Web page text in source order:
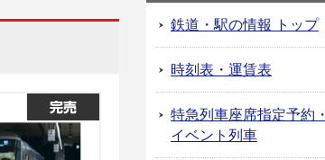
鉄道・駅の情報 トップ
時刻表・運賃表
特急列車座席指定予約・
イベント列車